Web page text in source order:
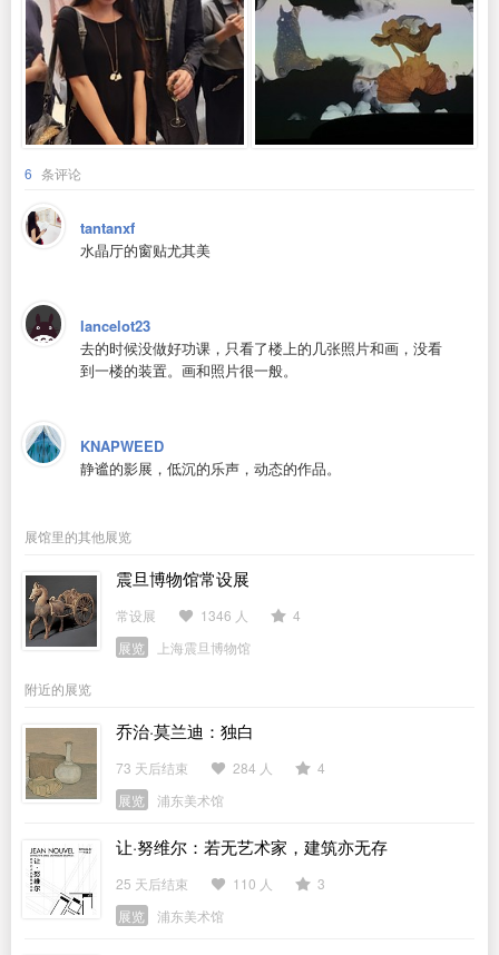
6 条评论
tantanxf
水晶厅的窗贴尤其美
lancelot23
去的时候没做好功课，只看了楼上的几张照片和画，没看
到一楼的装置。画和照片很一般。
KNAPWEED
静谧的影展，低沉的乐声，动态的作品。
展馆里的其他展览
震旦博物馆常设展
常设展 1346 人
4
展览
上海震旦博物馆
附近的展览
乔治·莫兰迪：独白
73 天后结束 284 人
4
展览
浦东美术馆
让·努维尔：若无艺术家，建筑亦无存
25 天后结束 110 人
3
展览
浦东美术馆